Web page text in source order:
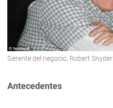
Gerente del negocio, Robert Snyder
Antecedentes